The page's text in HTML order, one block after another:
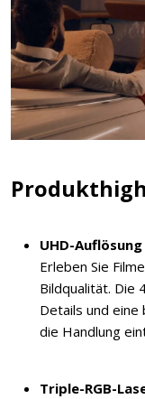
UHD-
Erleben Sie
Bildqualität. Die
Details und eine
die Handlung
Triple-RGB-